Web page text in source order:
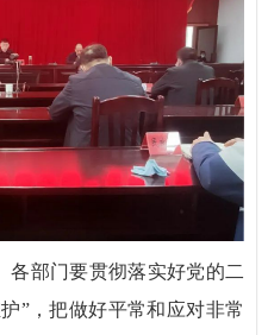
部门要贯彻落实好党的二
”，把做好平常和应对非常